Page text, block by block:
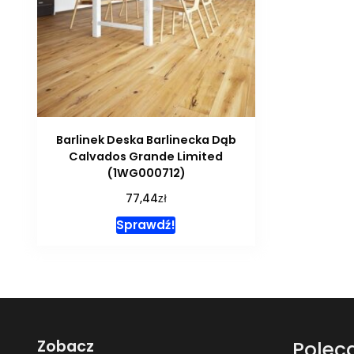
Barlinek Deska Barlinecka Dąb
Calvados Grande Limited
(1WG000712)
77,44zł
Sprawdź!
Zobacz